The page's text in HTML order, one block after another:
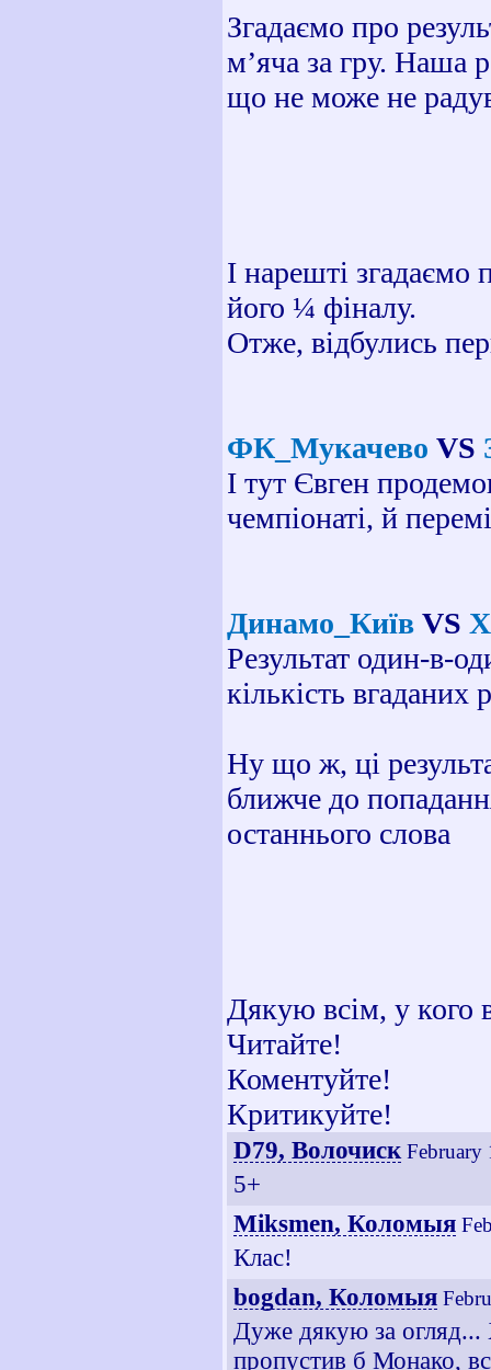
Згадаємо про
м’яча за гру. Наша
що не може не
І нарешті
його ¼ фіналу.
Отже, відбулись
ФК_Мукачево VS
І тут Євген
чемпіонаті, й
Динамо_Київ VS
Результат один-в-
кількість вгаданих
Ну що ж, ці
ближче до
останнього слова
Дякую всім, у кого
Читайте!
Коментуйте!
Критикуйте!
D79, Волочиск February
5+
Miksmen, Коломыя
Клас!
bogdan, Коломыя
Дуже дякую за огляд...
пропустив б Монако,